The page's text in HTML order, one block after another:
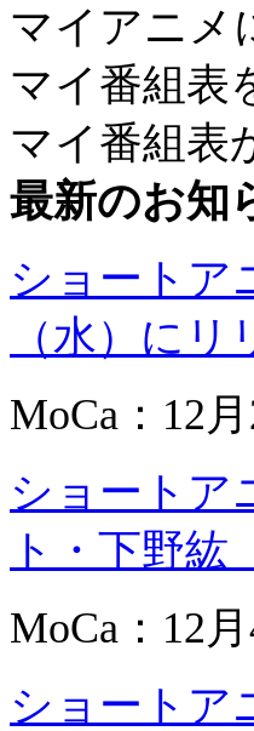
マイアニメ
マイ番組表
マイ番組表
最新のお知
ショートア
（水）に
MoCa：12
ショートア
ト・下野
MoCa：12
ショートア